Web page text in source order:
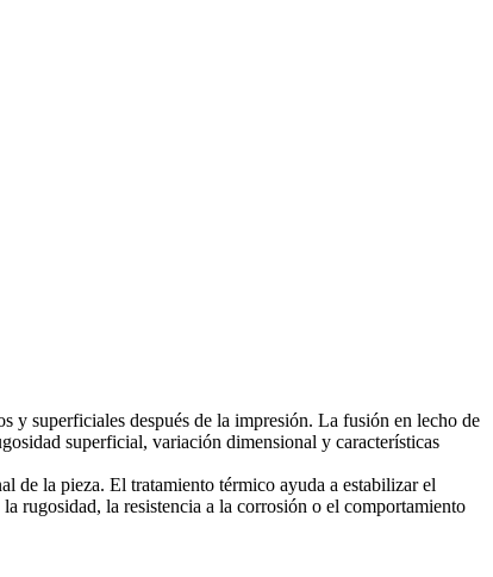
y superficiales después de la impresión. La fusión en lecho de
superficial, variación dimensional y características
de la pieza. El tratamiento térmico ayuda a estabilizar el
rugosidad, la resistencia a la corrosión o el comportamiento